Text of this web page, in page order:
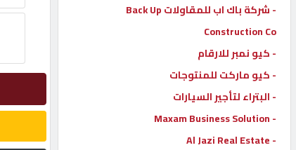
إتصل
بنا
إعلانات
- شركة باك اب للمقاولات Back Up
Construction Co
- كيو نمبر للارقام
- كيو ماركت للمنتوجات
- البتراء لتأجير السيارات
- Maxam Business Solution
- Al Jazi Real Estate